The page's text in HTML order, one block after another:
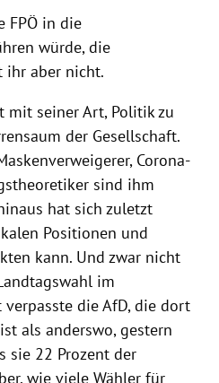
FPÖ in die
würde, die
ihr aber nicht.
mit seiner Art, Politik zu
der Gesellschaft.
Corona-
sind ihm
hat sich zuletzt
Positionen und
kann. Und zwar nicht
im
die AfD, die dort
als anderswo, gestern
sie 22 Prozent der
wie viele Wähler für